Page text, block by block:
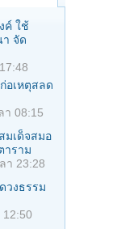
ค์ ใช้
จัด
อเหตุสลด
า 08:15
มเด็จสมอ
าราม
า 23:28
วงธรรม
12:50